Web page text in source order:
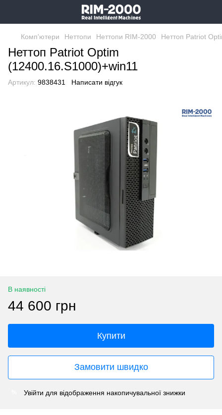
Комп'ютери Неттопи Неттопи RIM-2000 Неттоп Patriot
Неттоп Patriot Optim
(12400.16.S1000)+win11
Артикул: 9838431 Написати відгук
В наявності
44 600 грн
Купити
Замовити швидко
Увійти для відображення накопичувальної знижки